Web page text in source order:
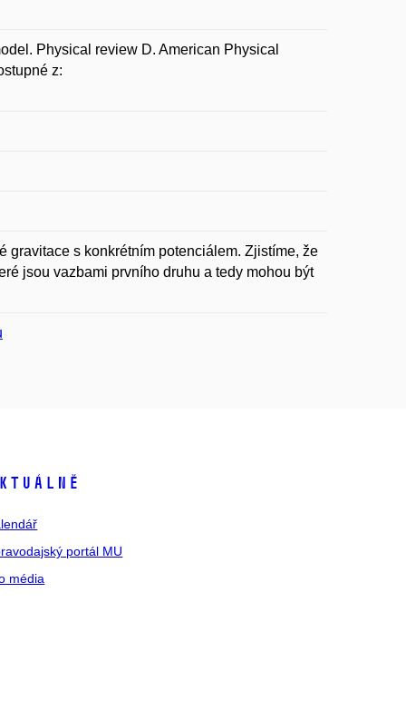
Physical review D. American Physical
z:
gravitace s konkrétním potenciálem. Zjistíme, že
jsou vazbami prvního druhu a tedy mohou být
portál MU
média